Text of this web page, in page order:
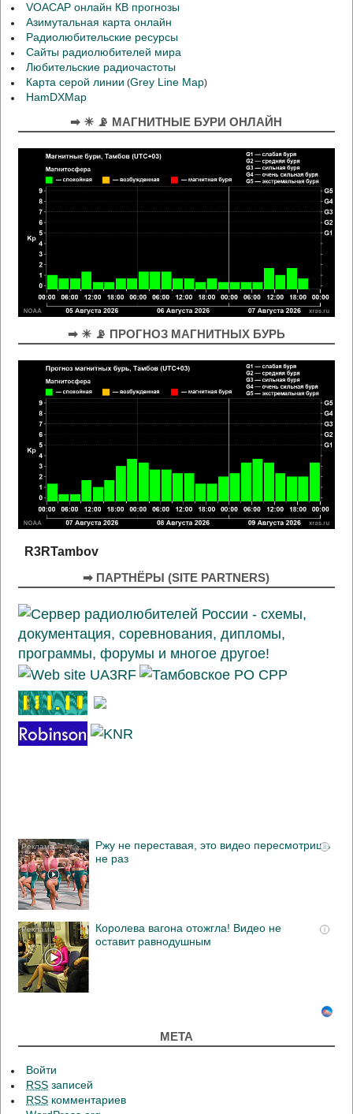
VOACAP онлайн КВ прогнозы
Азимутальная карта онлайн
Радиолюбительские ресурсы
Сайты радиолюбителей мира
Любительские радиочастоты
Карта серой линии (Grey Line Map)
HamDXMap
➡ ☀ 📡 МАГНИТНЫЕ БУРИ ОНЛАЙН
➡ ☀ 📡 ПРОГНОЗ МАГНИТНЫХ БУРЬ
R3RTambov
➡ ПАРТНЁРЫ (SITE PARTNERS)
i
Ржу не переставая, это видео пересмотришь
не раз
i
Королева вагона отожгла! Видео не
оставит равнодушным
МЕТА
Войти
RSS записей
RSS комментариев